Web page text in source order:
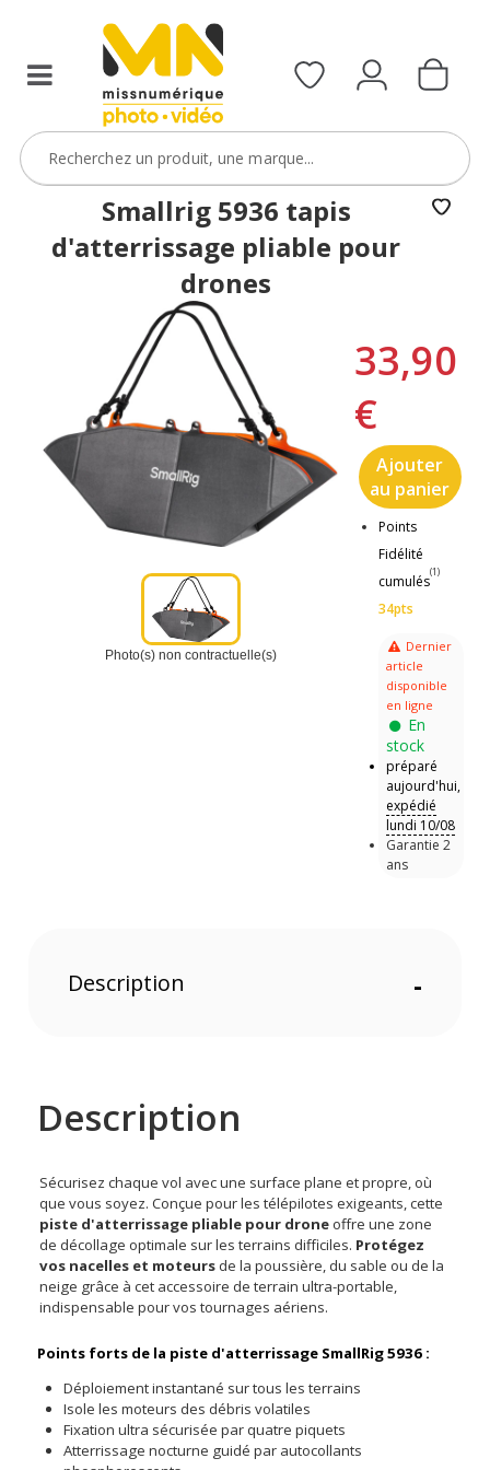
Smallrig 5936 tapis
d'atterrissage pliable pour
drones
Photo(s) non contractuelle(s)
33,90
€
Ajouter
au panier
Points
Fidélité
cumulés
(1)
34pts
Dernier
article
disponible
en ligne
En
stock
préparé
aujourd'hui,
expédié
lundi 10/08
Garantie 2
ans
Description -
Description
Sécurisez chaque vol avec une surface plane et propre, où
que vous soyez. Conçue pour les télépilotes exigeants, cette
piste d'atterrissage pliable pour drone offre une zone
de décollage optimale sur les terrains difficiles. Protégez
vos nacelles et moteurs de la poussière, du sable ou de la
neige grâce à cet accessoire de terrain ultra-portable,
indispensable pour vos tournages aériens.
Points forts de la piste d'atterrissage SmallRig 5936 :
Déploiement instantané sur tous les terrains
Isole les moteurs des débris volatiles
Fixation ultra sécurisée par quatre piquets
Atterrissage nocturne guidé par autocollants